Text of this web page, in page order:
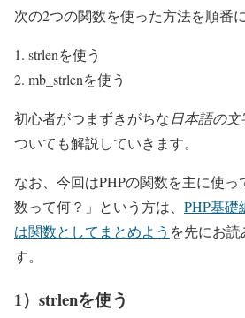
次の2つの関数を使った方法を順番
strlenを使う
mb_strlenを使う
初心者がつまずきがちな日本語の
ついても解説していきます。
なお、今回はPHPの関数を主に使
数って何？」という方は、 PHP基礎
は関数としてまとめよう を先にお
す。
1）strlenを使う